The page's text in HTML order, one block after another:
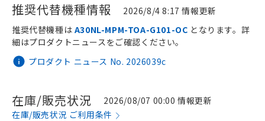
推奨代替機種情報 2026/8/4 8:17 情報更新
プロダクト ニュース No. 2026039c
推奨代替機種は A30NL-MPM-TOA-G101-OC となります。詳
細はプロダクトニュースをご確認ください。
在庫/販売状況
2026/08/07 00:00 情報更新
在庫/販売状況 ご利用条件